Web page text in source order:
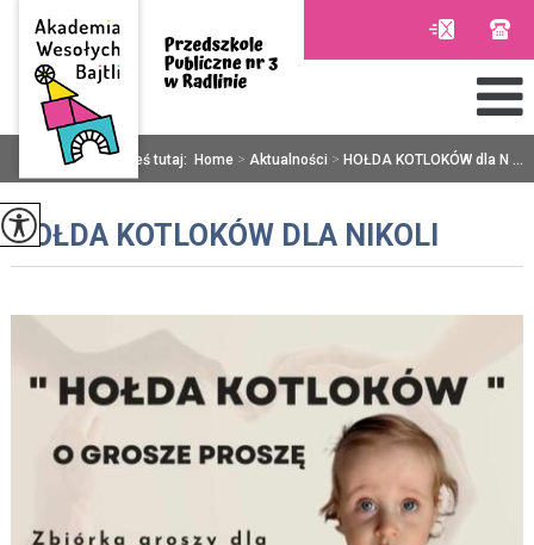
Jesteś tutaj: Home > Aktualności > HOŁDA KOTLOKÓW dla N ...
HOŁDA KOTLOKÓW DLA NIKOLI